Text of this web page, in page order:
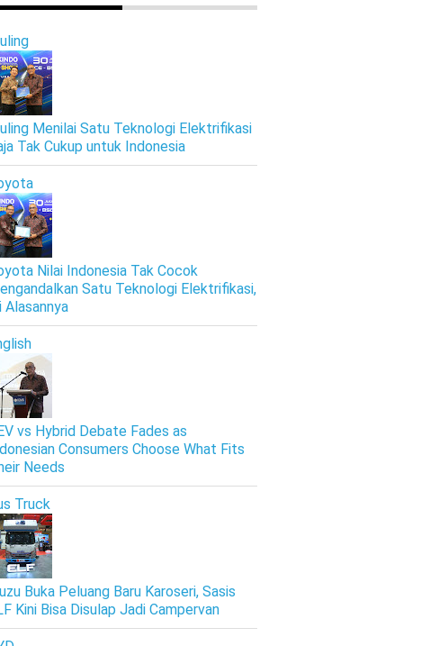
Menilai Satu Teknologi Elektrifikasi
Tak Cukup untuk Indonesia
Nilai Indonesia Tak Cocok
Satu Teknologi Elektrifikasi,
Alasannya
vs Hybrid Debate Fades as
Consumers Choose What Fits
Needs
Truck
Buka Peluang Baru Karoseri, Sasis
Kini Bisa Disulap Jadi Campervan